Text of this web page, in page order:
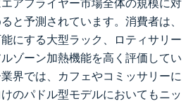
アフライヤー市場全体の規模に対
と予測されています。消費者は、
にする大型ラック、ロティサリー
ゾーン加熱機能を高く評価してい
界では、カフェやコミッサリーに
のパドル型モデルにおいてもニッ